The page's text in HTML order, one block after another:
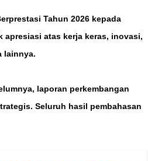
Tahun 2026 kepada
atas kerja keras, inovasi,
lainnya.
laporan perkembangan
Seluruh hasil pembahasan